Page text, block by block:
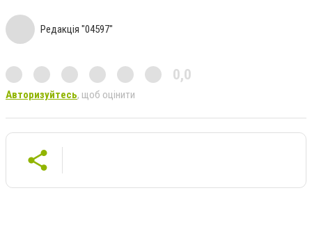
Редакція "04597"
0,0
Авторизуйтесь, щоб оцінити